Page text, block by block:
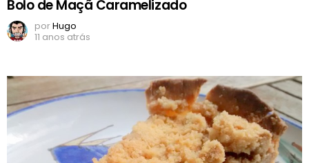
Bolo de Maçã Caramelizado
porHugo
11 anos atrás